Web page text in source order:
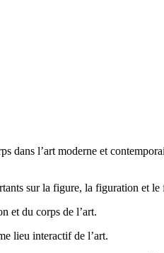
dans l’art moderne et
sur la figure, la figuration et le
et du corps de l’art.
lieu interactif de l’art.